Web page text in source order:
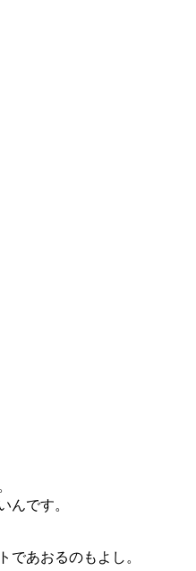
んです。
であおるのもよし。